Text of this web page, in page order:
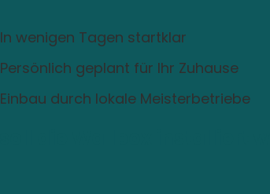
In wenigen Tagen startklar
Persönlich geplant für Ihr Zuhause
Einbau durch lokale Meisterbetriebe